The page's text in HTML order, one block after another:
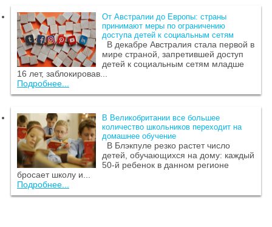
От Австралии до Европы: страны
принимают меры по ограничению
доступа детей к социальным сетям
В декабре Австралия стала первой в
мире страной, запретившей доступ
детей к социальным сетям младше
16 лет, заблокировав...
Подробнее...
В Великобритании все большее
количество школьников переходит на
домашнее обучение
В Блэкпуле резко растет число
детей, обучающихся на дому: каждый
50-й ребенок в данном регионе
бросает школу и...
Подробнее...